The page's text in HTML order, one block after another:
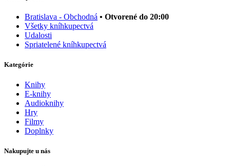
Bratislava - Obchodná • Otvorené do 20:00
Všetky kníhkupectvá
Udalosti
Spriatelené kníhkupectvá
Kategórie
Knihy
E-knihy
Audioknihy
Hry
Filmy
Doplnky
Nakupujte u nás